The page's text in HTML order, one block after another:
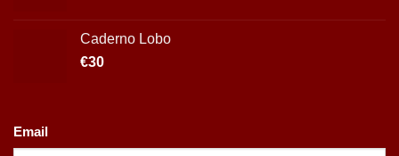
Caderno Lobo
€30
Email